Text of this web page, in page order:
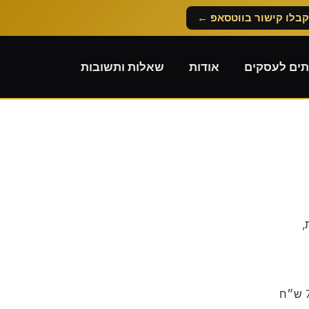
קבלו קישור בווטסאפ ←
לעסקים אודות שאלות ותשובות